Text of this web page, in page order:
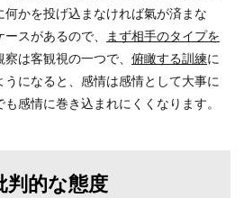
かを投げ込まなければ氣が済まな
スがあるので、
まず相手のタイプを
は客観視の一つで、 俯瞰する訓練に
になると、感情は感情として大事に
感情に巻き込まれにくくなります。
的な態度